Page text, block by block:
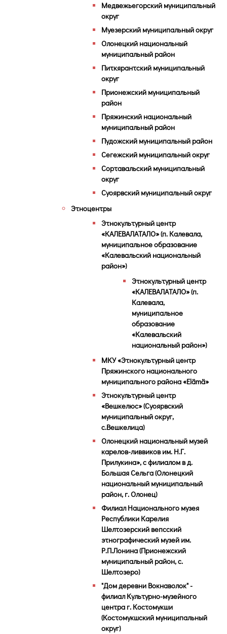
Медвежьегорский муниципальный
округ
Муезерский муниципальный округ
Олонецкий национальный
муниципальный район
Питкярантский муниципальный
округ
Прионежский муниципальный
район
Пряжинский национальный
муниципальный район
Пудожский муниципальный район
Сегежский муниципальный округ
Сортавальский муниципальный
округ
Суоярвский муниципальный округ
Этноцентры
Этнокультурный центр
«КАЛЕВАЛАТАЛО» (п. Калевала,
муниципальное образование
«Калевальский национальный
район»)
Этнокультурный центр
«КАЛЕВАЛАТАЛО» (п.
Калевала,
муниципальное
образование
«Калевальский
национальный район»)
МКУ «Этнокультурный центр
Пряжинского национального
муниципального района «Elämä»
Этнокультурный центр
«Вешкелюс» (Суоярвский
муниципальный округ,
с.Вешкелица)
Олонецкий национальный музей
карелов-ливвиков им. Н.Г.
Прилукина», с филиалом в д.
Большая Сельга (Олонецкий
национальный муниципальный
район, г. Олонец)
Филиал Национального музея
Республики Карелия
Шелтозерский вепсский
этнографический музей им.
Р.П.Лонина (Прионежский
муниципальный район, с.
Шелтозеро)
"Дом деревни Вокнаволок" -
филиал Культурно-музейного
центра г. Костомукши
(Костомукшский муниципальный
округ)